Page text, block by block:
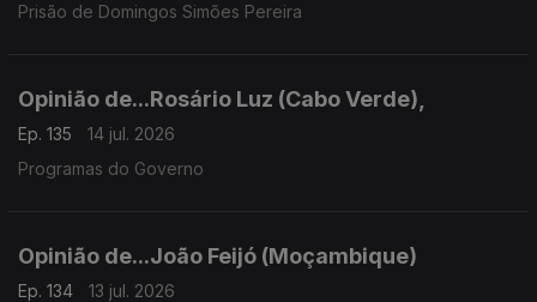
Prisão de Domingos Simões Pereira
Opinião de...Rosário Luz (Cabo Verde),
Ep. 135
14 jul. 2026
Programas do Governo
Opinião de...João Feijó (Moçambique)
Ep. 134
13 jul. 2026